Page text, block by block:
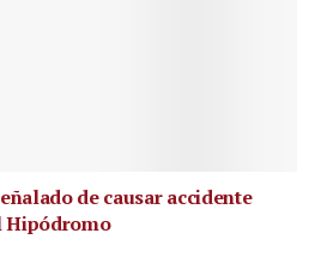
de causar accidente
Hipódromo